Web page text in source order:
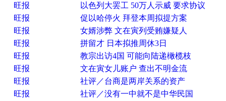
旺报
以色列大罢工 50万人示威 要求协议
旺报
促以哈停火 拜登本周拟提方案
旺报
女婿涉弊 文在寅列受贿嫌疑人
旺报
拼留才 日本拟推周休3日
旺报
教宗出访4国 可能向陆递橄榄枝
旺报
文在寅女儿账户 查出不明金流
旺报
社评／台商是两岸关系的资产
旺报
社评／没有一中就不是中华民国